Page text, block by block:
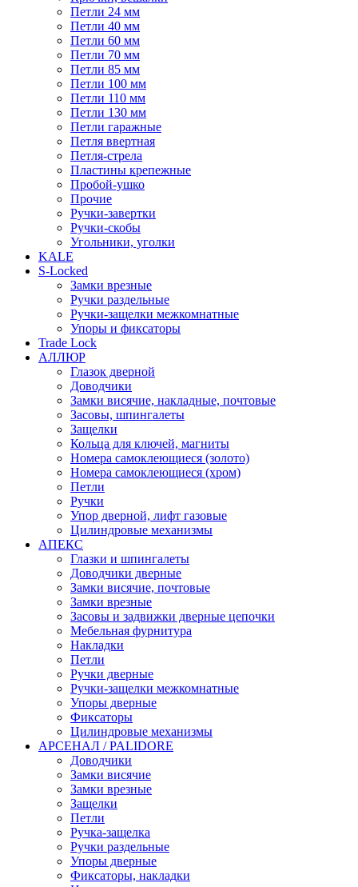
Петли 24 мм
Петли 40 мм
Петли 60 мм
Петли 70 мм
Петли 85 мм
Петли 100 мм
Петли 110 мм
Петли 130 мм
Петли гаражные
Петля ввертная
Петля-стрела
Пластины крепежные
Пробой-ушко
Прочие
Ручки-завертки
Ручки-скобы
Угольники, уголки
KALE
S-Locked
Замки врезные
Ручки раздельные
Ручки-защелки межкомнатные
Упоры и фиксаторы
Trade Lock
АЛЛЮР
Глазок дверной
Доводчики
Замки висячие, накладные, почтовые
Засовы, шпингалеты
Защелки
Кольца для ключей, магниты
Номера самоклеющиеся (золото)
Номера самоклеющиеся (хром)
Петли
Ручки
Упор дверной, лифт газовые
Цилиндровые механизмы
АПЕКС
Глазки и шпингалеты
Доводчики дверные
Замки висячие, почтовые
Замки врезные
Засовы и задвижки дверные цепочки
Мебельная фурнитура
Накладки
Петли
Ручки дверные
Ручки-защелки межкомнатные
Упоры дверные
Фиксаторы
Цилиндровые механизмы
АРСЕНАЛ / PALIDORE
Доводчики
Замки висячие
Замки врезные
Защелки
Петли
Ручка-защелка
Ручки раздельные
Упоры дверные
Фиксаторы, накладки